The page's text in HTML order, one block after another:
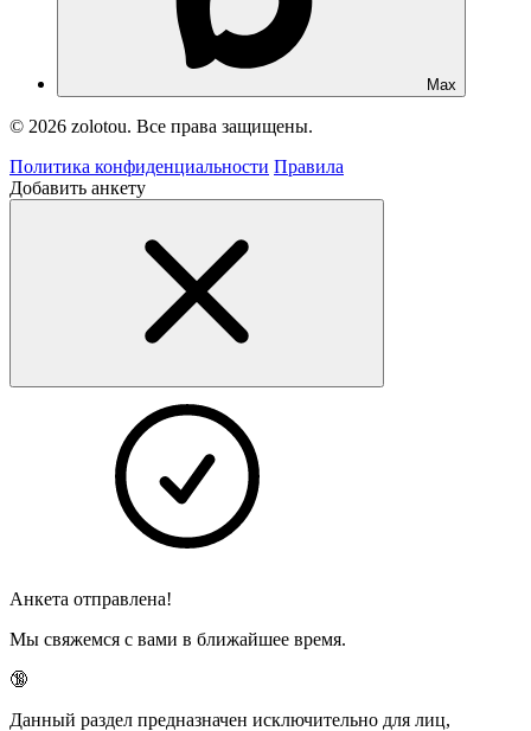
Max
© 2026 zolotou. Все права защищены.
Политика конфиденциальности Правила
Добавить анкету
Анкета отправлена!
Мы свяжемся с вами в ближайшее время.
🔞
Данный раздел предназначен исключительно для лиц,